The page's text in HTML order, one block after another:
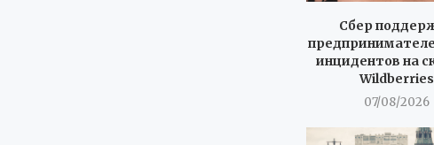
Сбер
инцидентов на
Wildberries
07/08/2026